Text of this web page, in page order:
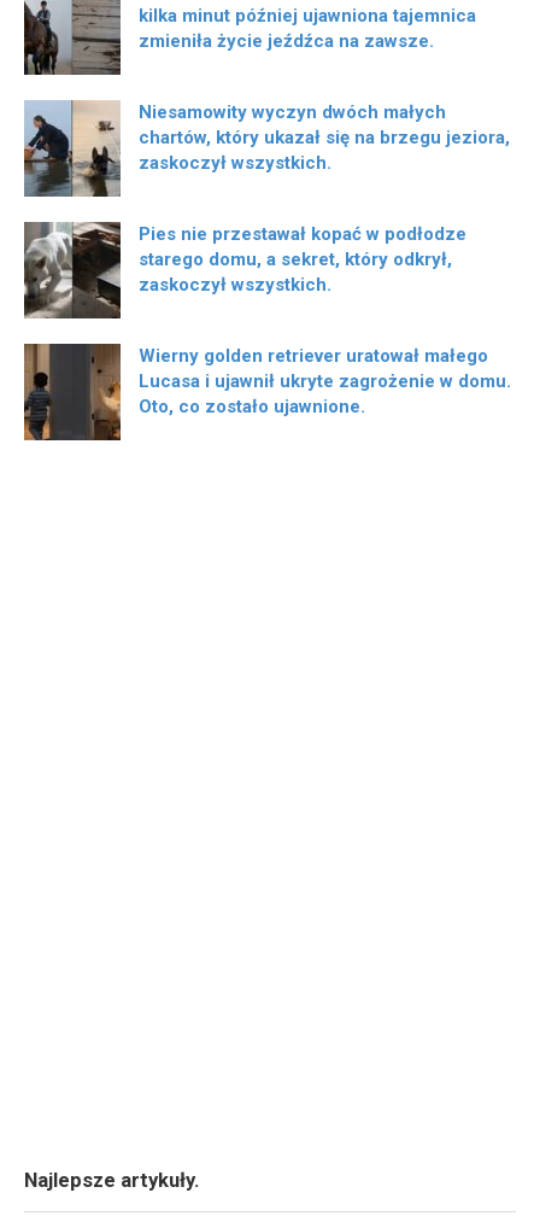
kilka minut później ujawniona tajemnica
zmieniła życie jeźdźca na zawsze.
Niesamowity wyczyn dwóch małych
chartów, który ukazał się na brzegu jeziora,
zaskoczył wszystkich.
Pies nie przestawał kopać w podłodze
starego domu, a sekret, który odkrył,
zaskoczył wszystkich.
Wierny golden retriever uratował małego
Lucasa i ujawnił ukryte zagrożenie w domu.
Oto, co zostało ujawnione.
Najlepsze artykuły.